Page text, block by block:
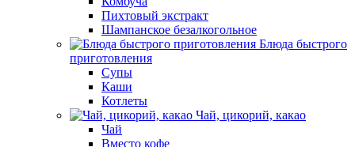
Пихтовый экстракт
Шампанское безалкогольное
Блюда быстрого
приготовления
Супы
Каши
Котлеты
Чай, цикорий, какао
Чай
Вместо кофе